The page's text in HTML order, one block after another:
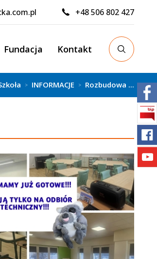
+48 506 802 427
Fundacja Kontakt
> INFORMACJE > Rozbudowa ...